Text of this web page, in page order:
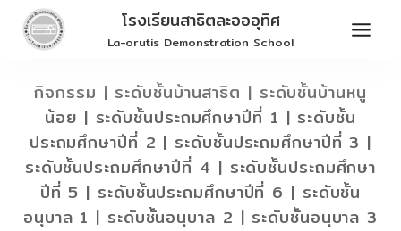
Skip
โรงเรียนสาธิตละอออุทิศ
La-orutis Demonstration School
กิจกรรม | ระดับชั้นบ้านสาธิต | ระดับชั้นบ้านหนู
น้อย | ระดับชั้นประถมศึกษาปีที่ 1 | ระดับชั้น
ประถมศึกษาปีที่ 2 | ระดับชั้นประถมศึกษาปีที่ 3 |
ระดับชั้นประถมศึกษาปีที่ 4 | ระดับชั้นประถมศึกษา
ปีที่ 5 | ระดับชั้นประถมศึกษาปีที่ 6 | ระดับชั้น
อนุบาล 1 | ระดับชั้นอนุบาล 2 | ระดับชั้นอนุบาล 3